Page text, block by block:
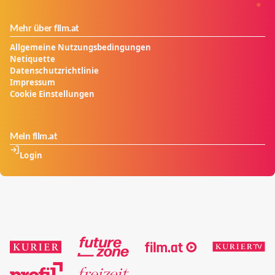
Mehr über film.at
Allgemeine Nutzungsbedingungen
Netiquette
Datenschutzrichtlinie
Impressum
Cookie Einstellungen
Mein film.at
Login